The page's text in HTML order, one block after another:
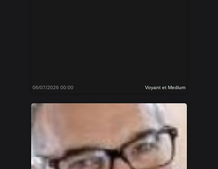
06/07/2026 00:00 Voyant et Medium